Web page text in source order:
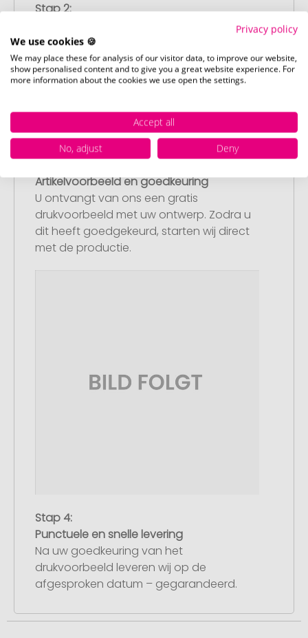
Stap 2:
Upload uw logo of ontwerp op onze
afrekenpagina (checkout) en rond uw
bestelling af. Mocht u op dit moment
hebben, dan kunt u dit later aanleveren.
Artikelvoorbeeld en goedkeuring
U ontvangt van ons een gratis
drukvoorbeeld met uw ontwerp. Zodra u
dit heeft goedgekeurd, starten wij direct
met de productie.
Stap 4:
Punctuele en snelle levering
Na uw goedkeuring van het
drukvoorbeeld leveren wij op de
afgesproken datum – gegarandeerd.
Privacy policy
We use cookies 🍪
We may place these for analysis of our visitor data, to improve our website,
show personalised content and to give you a great website experience. For
more information about the cookies we use open the settings.
Accept all
No, adjust
Deny